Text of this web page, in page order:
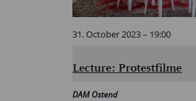
Lecture: Protestfilme
31. October 2023 – 19:00
DAM Ostend